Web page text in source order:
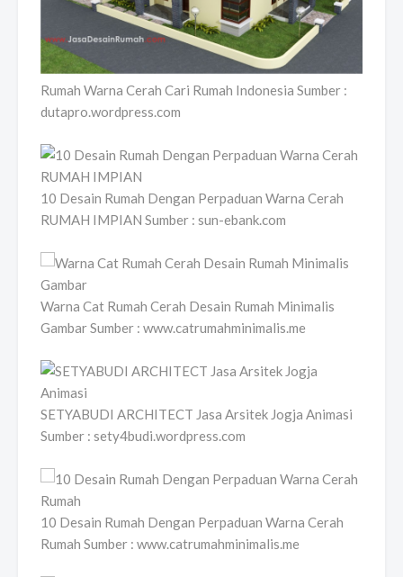
Rumah Warna Cerah Cari Rumah Indonesia Sumber :
dutapro.wordpress.com
10 Desain Rumah Dengan Perpaduan Warna Cerah
RUMAH IMPIAN Sumber : sun-ebank.com
Warna Cat Rumah Cerah Desain Rumah Minimalis
Gambar Sumber : www.catrumahminimalis.me
SETYABUDI ARCHITECT Jasa Arsitek Jogja Animasi
Sumber : sety4budi.wordpress.com
10 Desain Rumah Dengan Perpaduan Warna Cerah
Rumah Sumber : www.catrumahminimalis.me